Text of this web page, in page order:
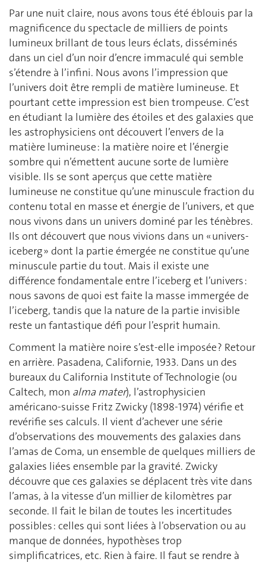
Par une nuit claire, nous avons tous été éblouis par la
magnificence du spectacle de milliers de points
lumineux brillant de tous leurs éclats, disséminés
dans un ciel d’un noir d’encre immaculé qui semble
s’étendre à l’infini. Nous avons l’impression que
l’univers doit être rempli de matière lumineuse. Et
pourtant cette impression est bien trompeuse. C’est
en étudiant la lumière des étoiles et des galaxies que
les astrophysiciens ont découvert l’envers de la
matière lumineuse : la matière noire et l’énergie
sombre qui n’émettent aucune sorte de lumière
visible. Ils se sont aperçus que cette matière
lumineuse ne constitue qu’une minuscule fraction du
contenu total en masse et énergie de l’univers, et que
nous vivons dans un univers dominé par les ténèbres.
Ils ont découvert que nous vivions dans un « univers-
iceberg » dont la partie émergée ne constitue qu’une
minuscule partie du tout. Mais il existe une
différence fondamentale entre l’iceberg et l’univers :
nous savons de quoi est faite la masse immergée de
l’iceberg, tandis que la nature de la partie invisible
reste un fantastique défi pour l’esprit humain.
Comment la matière noire s’est-elle imposée ? Retour
en arrière. Pasadena, Californie, 1933. Dans un des
bureaux du California Institute of Technologie (ou
Caltech, mon alma mater), l’astrophysicien
américano-suisse Fritz Zwicky (1898-1974) vérifie et
revérifie ses calculs. Il vient d’achever une série
d’observations des mouvements des galaxies dans
l’amas de Coma, un ensemble de quelques milliers de
galaxies liées ensemble par la gravité. Zwicky
découvre que ces galaxies se déplacent très vite dans
l’amas, à la vitesse d’un millier de kilomètres par
seconde. Il fait le bilan de toutes les incertitudes
possibles : celles qui sont liées à l’observation ou au
manque de données, hypothèses trop
simplificatrices, etc. Rien à faire. Il faut se rendre à